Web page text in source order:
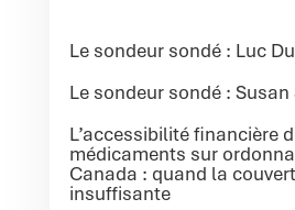
Le sondeur sondé : Luc
Le sondeur sondé :
L’accessibilité financière
médicaments sur
Canada : quand la
insuffisante